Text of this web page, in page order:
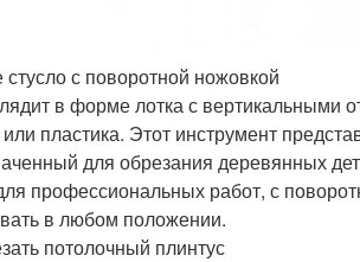
с поворотной ножовкой
в форме лотка с вертикальными
пластика. Этот инструмент
для обрезания деревянных
профессиональных работ, с
в любом положении.
потолочный плинтус